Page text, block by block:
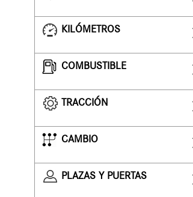
KILÓMETROS
COMBUSTIBLE
TRACCIÓN
CAMBIO
PLAZAS Y PUERTAS